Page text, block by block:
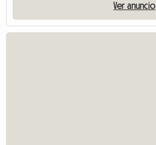
Ver anuncio